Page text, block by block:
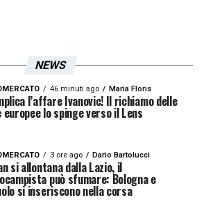
NEWS
46 minuti ago Maria Floris
l’affare Ivanovic! Il richiamo delle
europee lo spinge verso il Lens
3 ore ago Dario Bartolucci
si allontana dalla Lazio, il
può sfumare: Bologna e
si inseriscono nella corsa